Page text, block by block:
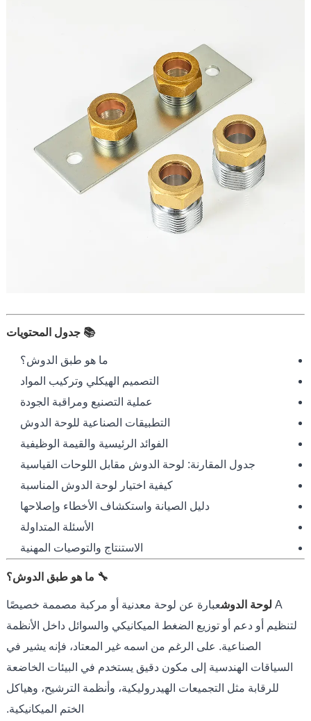
📚 جدول المحتويات
ما هو طبق الدوش؟
التصميم الهيكلي وتركيب المواد
عملية التصنيع ومراقبة الجودة
التطبيقات الصناعية للوحة الدوش
الفوائد الرئيسية والقيمة الوظيفية
جدول المقارنة: لوحة الدوش مقابل اللوحات القياسية
كيفية اختيار لوحة الدوش المناسبة
دليل الصيانة واستكشاف الأخطاء وإصلاحها
الأسئلة المتداولة
الاستنتاج والتوصيات المهنية
🔧 ما هو طبق الدوش؟
A لوحة الدوشعبارة عن لوحة معدنية أو مركبة مصممة خصيصًا
لتنظيم أو دعم أو توزيع الضغط الميكانيكي والسوائل داخل الأنظمة
الصناعية. على الرغم من اسمه غير المعتاد، فإنه يشير في
السياقات الهندسية إلى مكون دقيق يستخدم في البيئات الخاضعة
للرقابة مثل التجميعات الهيدروليكية، وأنظمة الترشيح، وهياكل
الختم الميكانيكية.